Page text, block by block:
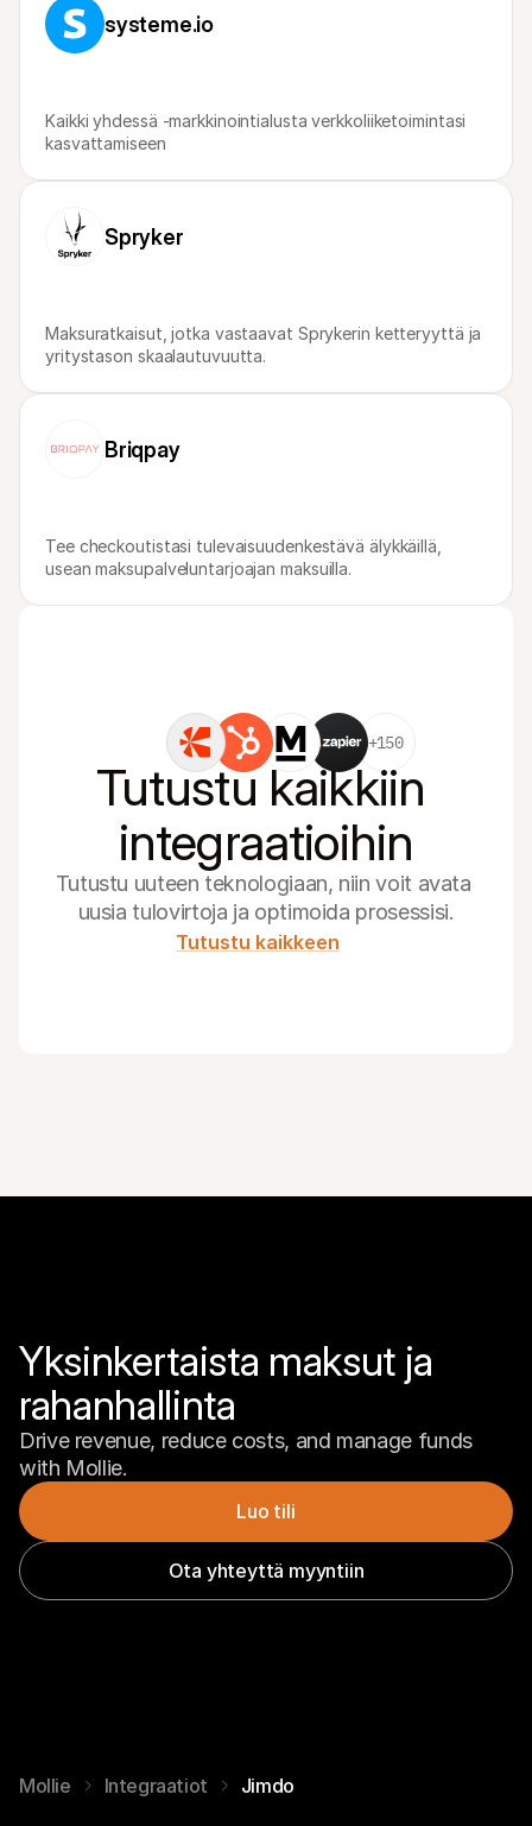
systeme.io
Kaikki yhdessä -markkinointialusta verkkoliiketoimintasi
kasvattamiseen
Spryker
Maksuratkaisut, jotka vastaavat Sprykerin ketteryyttä ja
yritystason skaalautuvuutta.
Briqpay
Tee checkoutistasi tulevaisuudenkestävä älykkäillä,
usean maksupalveluntarjoajan maksuilla.
+150
Tutustu kaikkiin
integraatioihin
Tutustu uuteen teknologiaan, niin voit avata
uusia tulovirtoja ja optimoida prosessisi.
Tutustu kaikkeen
Yksinkertaista maksut ja
rahanhallinta
Drive revenue, reduce costs, and manage funds
with Mollie.
Luo tili
Ota yhteyttä myyntiin
Mollie Integraatiot Jimdo
Ostajille
Selvitä, miksi Mollie näkyy tiliotteessasi
Mollie-asiakkaille
Tutustu, kuinka voimme auttaa yritystäsi